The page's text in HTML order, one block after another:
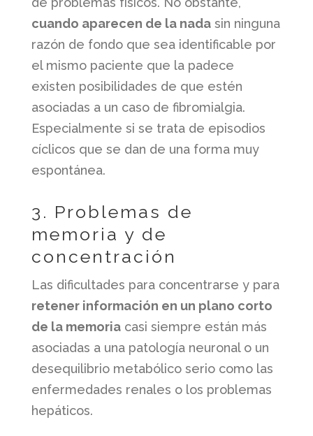
cuando aparecen de la nadasin ninguna
razón de fondo que sea identificable por
el mismo paciente que la padece
existen posibilidades de que estén
asociadas a un caso de fibromialgia.
Especialmente si se trata de episodios
cíclicos que se dan de una forma muy
espontánea.
3. Problemas de
memoria y de
concentración
Las dificultades para concentrarse y para
retener información en un plano corto
de la memoriacasi siempre están más
asociadas a una patología neuronal o un
desequilibrio metabólico serio como las
enfermedades renales o los problemas
hepáticos.